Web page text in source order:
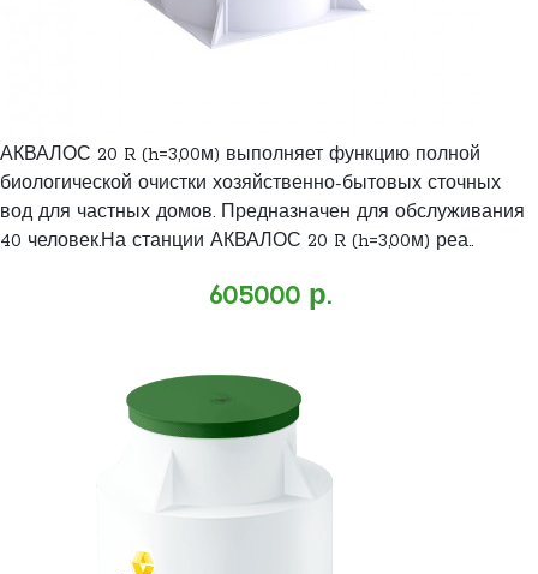
АКВАЛОС 20 R (h=3,00м) выполняет функцию полной
биологической очистки хозяйственно-бытовых сточных
вод для частных домов. Предназначен для обслуживания
40 человек.На станции АКВАЛОС 20 R (h=3,00м) реа..
605000 р.